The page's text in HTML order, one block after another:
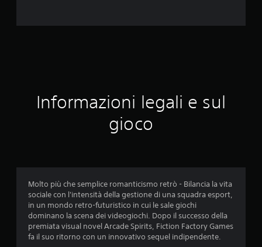
t
i
o
n
i
Informazioni legali e sul
gioco
Molto più che semplice romanticismo retrò - Bilancia la vita
sociale con l'intensità della gestione di una squadra esport,
in un mondo retro-futuristico in cui le sale giochi
dominano la scena dei videogiochi. Dopo il successo della
premiata visual novel Arcade Spirits, Fiction Factory Games
fa il suo ritorno con un innovativo sequel indipendente.